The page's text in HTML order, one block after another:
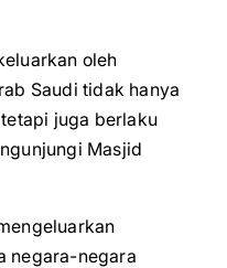
oleh
Saudi tidak hanya
juga berlaku
Masjid
negara-negara